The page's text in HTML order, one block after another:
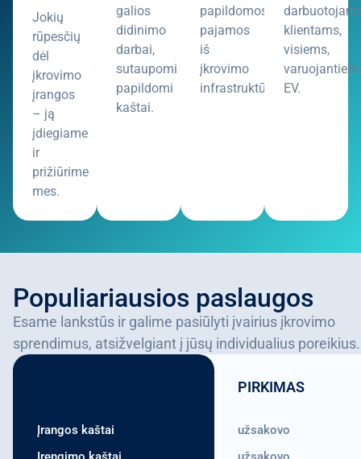
Jokių
rūpesčių
dėl
įkrovimo
įrangos
– ją
įdiegiame
ir
prižiūrime
mes.
galios
didinimo
darbai,
sutaupomi
papildomi
kaštai.
papildomos
pajamos
iš
įkrovimo
infrastruktūros.
klientams,
visiems,
EV.
Populiariausios paslaugos
Esame lankstūs ir galime pasiūlyti įvairius įkrovimo
sprendimus, atsižvelgiant į jūsų individualius poreikius.
Įrangos kaštai
PIRKIMAS
užsakovo